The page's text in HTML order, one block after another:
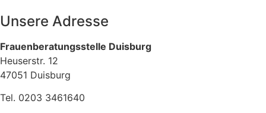
Unsere Adresse
Frauenberatungsstelle Duisburg
Heuserstr. 12
47051 Duisburg
Tel. 0203 3461640